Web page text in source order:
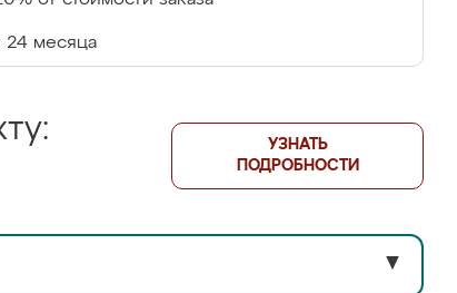
24 месяца
УЗНАТЬ
ПОДРОБНОСТИ
▼